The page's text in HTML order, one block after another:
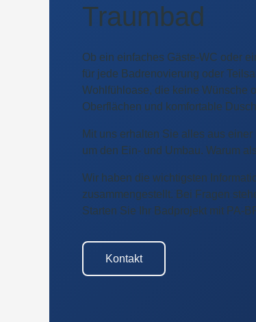
Traumbad
Ob ein einfaches Gäste-WC oder
für jede Badrenovierung oder
Wohlfühloase, die keine Wünsche
Oberflächen und komfortable
Mit uns erhalten Sie alles aus
um den Ein- und Umbau. Warum
Wir haben die wichtigsten
zusammengestellt. Bei Fragen
Starten Sie Ihr Badprojekt mit
Kontakt